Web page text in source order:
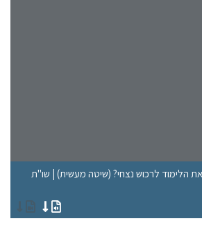
הלימוד לרכוש נצחי? (שיטה מעשית) | שו"ת